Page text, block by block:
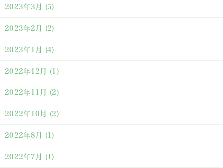
2023年3月 (5)
2023年2月 (2)
2023年1月 (4)
2022年12月 (1)
2022年11月 (2)
2022年10月 (2)
2022年8月 (1)
2022年7月 (1)